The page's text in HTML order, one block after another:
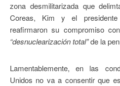
zona desmilitarizada que
Coreas, Kim y el presidente
reafirmaron su compromiso
“desnuclearización total”de la
Lamentablemente, en las
Unidos no va a consentir que